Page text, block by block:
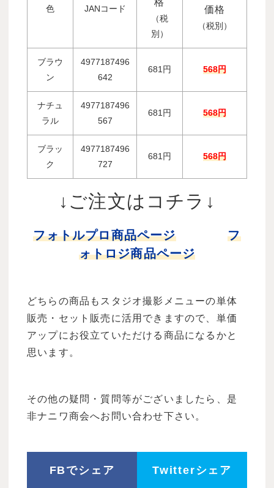
色 JANコード
（税
別）
価格
（税別）
ブラウ
ン
4977187496
642
681円 568円
ナチュ
ラル
4977187496
567
681円 568円
ブラッ
ク
4977187496
727
681円 568円
↓ご注文はコチラ↓
フォトルプロ商品ページ
フ
ォトロジ商品ページ
どちらの商品もスタジオ撮影メニューの単体
販売・セット販売に活用できますので、単価
アップにお役立ていただける商品になるかと
思います。
その他の疑問・質問等がございましたら、是
非ナニワ商会へお問い合わせ下さい。
FBでシェア Twitterシェア